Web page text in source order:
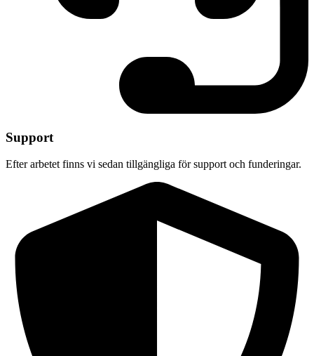
Support
Efter arbetet finns vi sedan tillgängliga för support och funderingar.